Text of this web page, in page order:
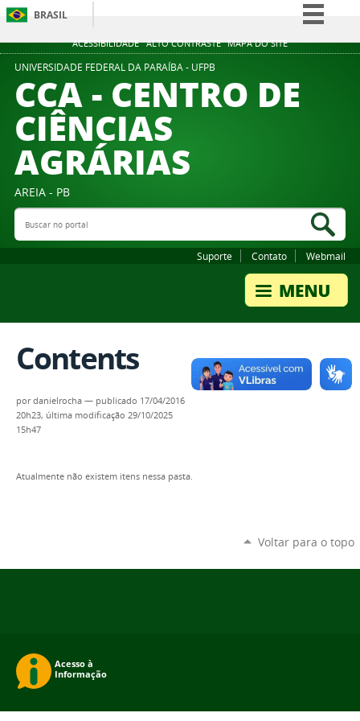
ACESSIBILIDADE ALTO CONTRASTE MAPA DO SITE
BRASIL
Simplifique!
Participe
UNIVERSIDADE FEDERAL DA PARAÍBA - UFPB
CCA - CENTRO DE
CIÊNCIAS
AGRÁRIAS
AREIA - PB
Buscar no portal
Suporte Contato Webmail
Contents
pordanielrocha — publicado 17/04/2016
20h23, última modificação 29/10/2025
15h47
Atualmente não existem itens nessa pasta.
Voltar para o topo